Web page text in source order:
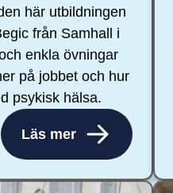
här utbildningen
från Samhall i
enkla övningar
på jobbet och hur
psykisk hälsa.
Läs mer